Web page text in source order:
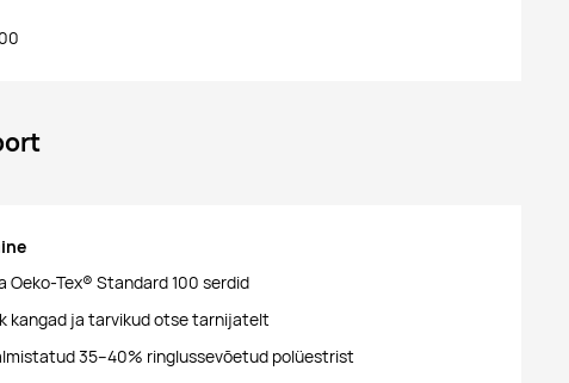
Oeko-Tex® Standard 100 serdid
kangad ja tarvikud otse tarnijatelt
35–40% ringlussevõetud polüestrist